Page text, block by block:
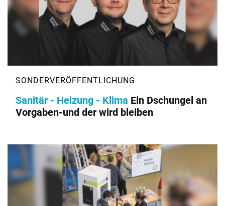
Sanitär - Heizung - Klima Ein Dschungel an
Vorgaben-und der wird bleiben